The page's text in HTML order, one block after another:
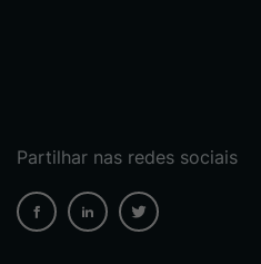
Partilhar nas redes sociais